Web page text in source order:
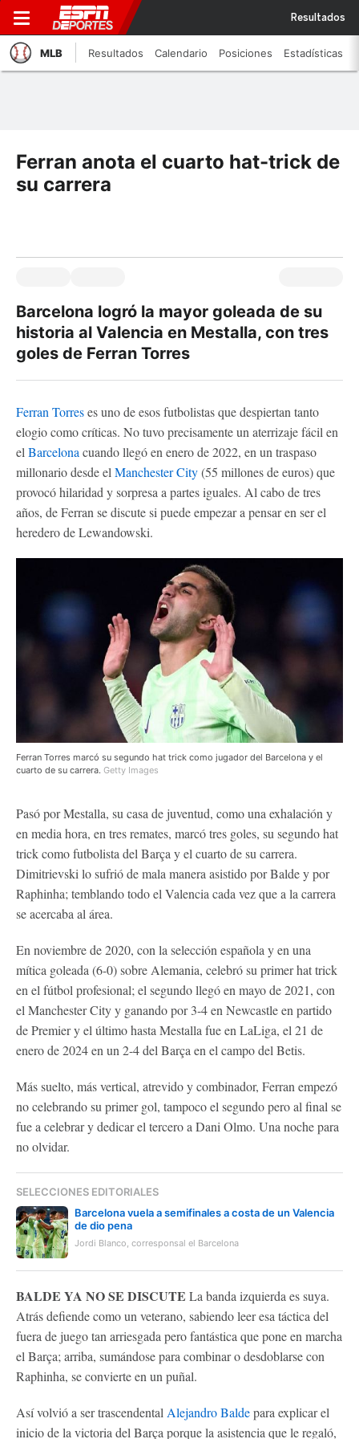
Resultados
MLB Resultados Calendario Posiciones Estadísticas
Ferran anota el cuarto hat-trick de
su carrera
Barcelona logró la mayor goleada de su
historia al Valencia en Mestalla, con tres
goles de Ferran Torres
Ferran Torreses uno de esos futbolistas que despiertan tanto
elogio como críticas. No tuvo precisamente un aterrizaje fácil en
el Barcelona cuando llegó en enero de 2022, en un traspaso
millonario desde el Manchester City(55 millones de euros) que
provocó hilaridad y sorpresa a partes iguales. Al cabo de tres
años, de Ferran se discute si puede empezar a pensar en ser el
heredero de Lewandowski.
Ferran Torres marcó su segundo hat trick como jugador del Barcelona y el
cuarto de su carrera. Getty Images
Pasó por Mestalla, su casa de juventud, como una exhalación y
en media hora, en tres remates, marcó tres goles, su segundo hat
trick como futbolista del Barça y el cuarto de su carrera.
Dimitrievski lo sufrió de mala manera asistido por Balde y por
Raphinha; temblando todo el Valencia cada vez que a la carrera
se acercaba al área.
En noviembre de 2020, con la selección española y en una
mítica goleada (6-0) sobre Alemania, celebró su primer hat trick
en el fútbol profesional; el segundo llegó en mayo de 2021, con
el Manchester City y ganando por 3-4 en Newcastle en partido
de Premier y el último hasta Mestalla fue en LaLiga, el 21 de
enero de 2024 en un 2-4 del Barça en el campo del Betis.
Más suelto, más vertical, atrevido y combinador, Ferran empezó
no celebrando su primer gol, tampoco el segundo pero al final se
fue a celebrar y dedicar el tercero a Dani Olmo. Una noche para
no olvidar.
SELECCIONES EDITORIALES
Barcelona vuela a semifinales a costa de un Valencia
de dio pena
Jordi Blanco, corresponsal el Barcelona
BALDE YA NO SE DISCUTE La banda izquierda es suya.
Atrás defiende como un veterano, sabiendo leer esa táctica del
fuera de juego tan arriesgada pero fantástica que pone en marcha
el Barça; arriba, sumándose para combinar o desdoblarse con
Raphinha, se convierte en un puñal.
Así volvió a ser trascendental Alejandro Baldepara explicar el
inicio de la victoria del Barça porque la asistencia que le regaló,